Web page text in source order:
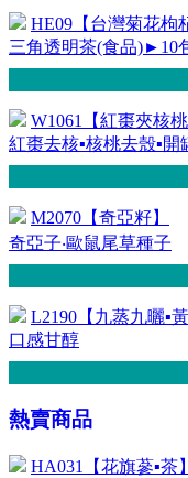
HE09【台灣菊花枸
三角透明茶(食品)►10
W1061【紅棗夾核桃
紅棗去核▪核桃去殼▪開
M2070【奇亞籽】
奇亞子‧歐鼠尾草種子
L2190【九蒸九曬▪黃
口感甘醇
熱賣商品
HA031【花旗蔘▪茶】